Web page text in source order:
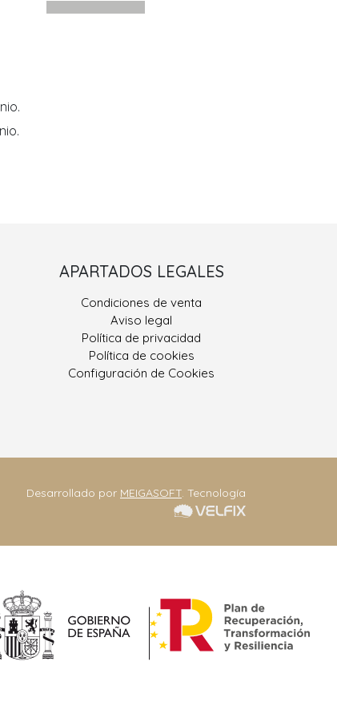
Nº 9
O
986 330 928
APARTADOS LEGALES
Condiciones de venta
Aviso legal
Política de privacidad
Política de cookies
Configuración de Cookies
Desarrollado por MEIGASOFT. Tecnología